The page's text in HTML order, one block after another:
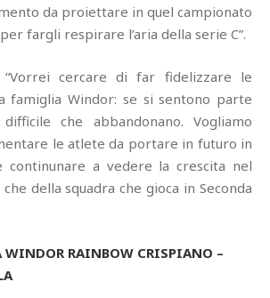
da proiettare in quel campionato
fargli respirare l’aria della serie C”.
“Vorrei cercare di far fidelizzare le
famiglia Windor: se si sentono parte
che abbandonano. Vogliamo
le atlete da portare in futuro in
continunare a vedere la crescita nel
che della squadra che gioca in Seconda
WINDOR RAINBOW CRISPIANO –